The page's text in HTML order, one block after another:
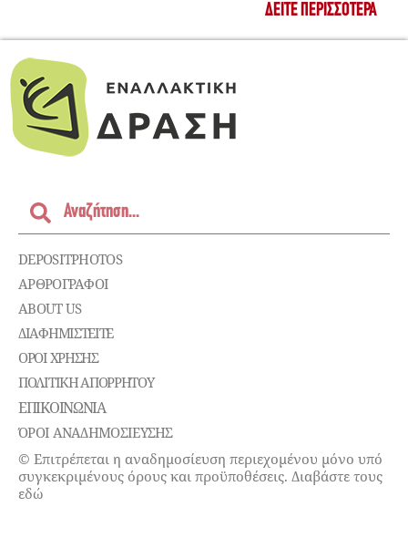
ΔΕΊΤΕ ΠΕΡΙΣΣΌΤΕΡΑ
DEPOSITPHOTOS
ΑΡΘΡΟΓΡΑΦΟΙ
ABOUT US
ΔΙΑΦΗΜΙΣΤΕΊΤΕ
ΌΡΟΙ ΧΡΉΣΗΣ
ΠΟΛΙΤΙΚΉ ΑΠΟΡΡΉΤΟΥ
ΕΠΙΚΟΙΝΩΝΊΑ
ΌΡΟΙ ΑΝΑΔΗΜΟΣΙΕΥΣΗΣ
© Επιτρέπεται η αναδημοσίευση περιεχομένου μόνο υπό
συγκεκριμένους όρους και προϋποθέσεις. Διαβάστε τους
εδώ